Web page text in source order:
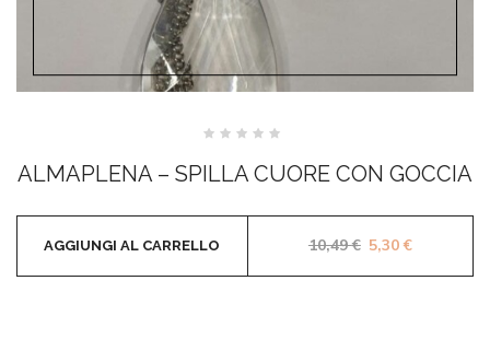
5
ALMAPLENA – SPILLA CUORE CON GOCCIA
10,49€ Il prezzo
5,30€Il prezzo
AGGIUNGI AL CARRELLO